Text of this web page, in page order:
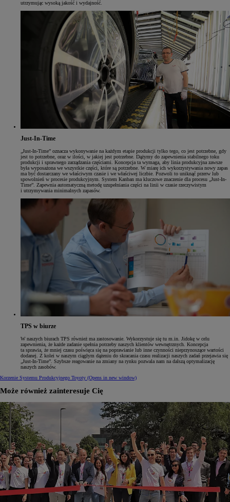
utrzymując wysoką jakość i wydajność.
Just-In-Time
„Just-In-Time” oznacza wykonywanie na każdym etapie produkcji tylko tego, co jest potrzebne, gdy
jest to potrzebne, oraz w ilości, w jakiej jest potrzebne. Dążymy do zapewnienia stabilnego toku
produkcji i sprawnego zarządzania częściami. Koncepcja ta wymaga, aby linia produkcyjna zawsze
była wyposażona we wszystkie części, które są potrzebne. W miarę ich wykorzystywania nowy zapas
ma być dostarczany we właściwym czasie i we właściwej liczbie. Pozwoli to uniknąć przerw lub
spowolnień w procesie produkcyjnym. System Kanban ma kluczowe znaczenie dla procesu „Just-In-
Time”. Zapewnia automatyczną metodę uzupełniania części na linii w czasie rzeczywistym
i utrzymywania minimalnych zapasów.
TPS w biurze
W naszych biurach TPS również ma zastosowanie. Wykorzystuje się tu m.in. Jidokę w celu
zapewnienia, że każde zadanie spełnia potrzeby naszych klientów wewnętrznych. Koncepcja
ta sprawia, że mniej czasu poświęca się na poprawianie lub inne czynności nieprzynoszące wartości
dodanej. Z kolei w naszym ciągłym dążeniu do skracania czasu realizacji naszych zadań przejawia się
„Just-In-Time”. Szybsze reagowanie na zmiany na rynku pozwala nam na dalszą optymalizację
naszych zasobów.
Korzenie Systemu Produkcyjnego Toyoty (Opens in new window)
Może również zainteresuje Cię